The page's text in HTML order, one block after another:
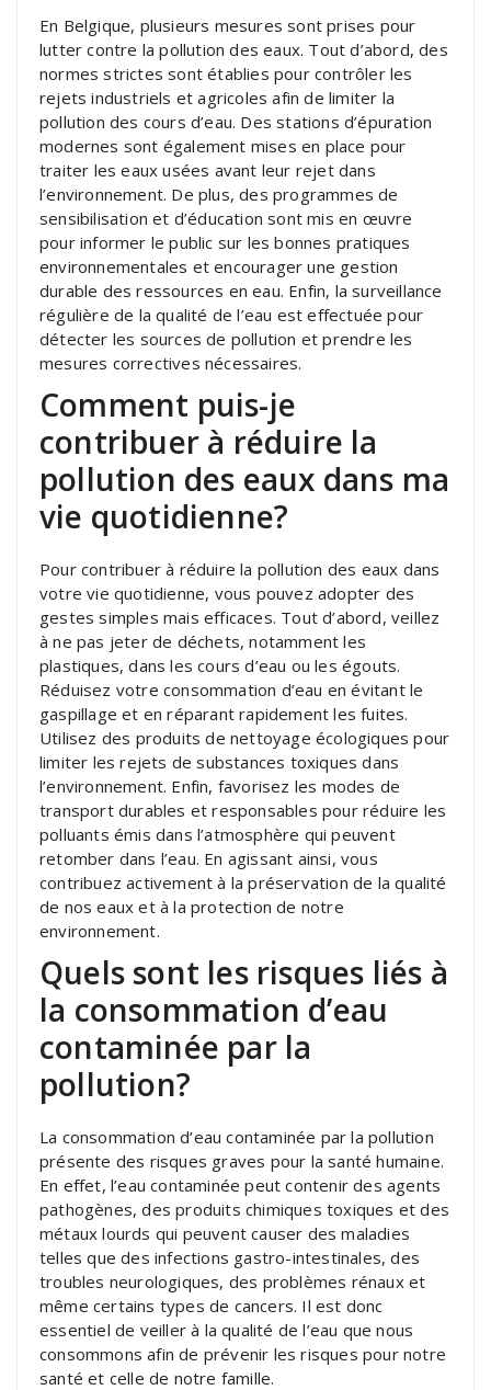
En Belgique, plusieurs mesures sont prises pour
lutter contre la pollution des eaux. Tout d’abord, des
normes strictes sont établies pour contrôler les
rejets industriels et agricoles afin de limiter la
pollution des cours d’eau. Des stations d’épuration
modernes sont également mises en place pour
traiter les eaux usées avant leur rejet dans
l’environnement. De plus, des programmes de
sensibilisation et d’éducation sont mis en œuvre
pour informer le public sur les bonnes pratiques
environnementales et encourager une gestion
durable des ressources en eau. Enfin, la surveillance
régulière de la qualité de l’eau est effectuée pour
détecter les sources de pollution et prendre les
mesures correctives nécessaires.
Comment puis-je
contribuer à réduire la
pollution des eaux dans ma
vie quotidienne?
Pour contribuer à réduire la pollution des eaux dans
votre vie quotidienne, vous pouvez adopter des
gestes simples mais efficaces. Tout d’abord, veillez
à ne pas jeter de déchets, notamment les
plastiques, dans les cours d’eau ou les égouts.
Réduisez votre consommation d’eau en évitant le
gaspillage et en réparant rapidement les fuites.
Utilisez des produits de nettoyage écologiques pour
limiter les rejets de substances toxiques dans
l’environnement. Enfin, favorisez les modes de
transport durables et responsables pour réduire les
polluants émis dans l’atmosphère qui peuvent
retomber dans l’eau. En agissant ainsi, vous
contribuez activement à la préservation de la qualité
de nos eaux et à la protection de notre
environnement.
Quels sont les risques liés à
la consommation d’eau
contaminée par la
pollution?
La consommation d’eau contaminée par la pollution
présente des risques graves pour la santé humaine.
En effet, l’eau contaminée peut contenir des agents
pathogènes, des produits chimiques toxiques et des
métaux lourds qui peuvent causer des maladies
telles que des infections gastro-intestinales, des
troubles neurologiques, des problèmes rénaux et
même certains types de cancers. Il est donc
essentiel de veiller à la qualité de l’eau que nous
consommons afin de prévenir les risques pour notre
santé et celle de notre famille.